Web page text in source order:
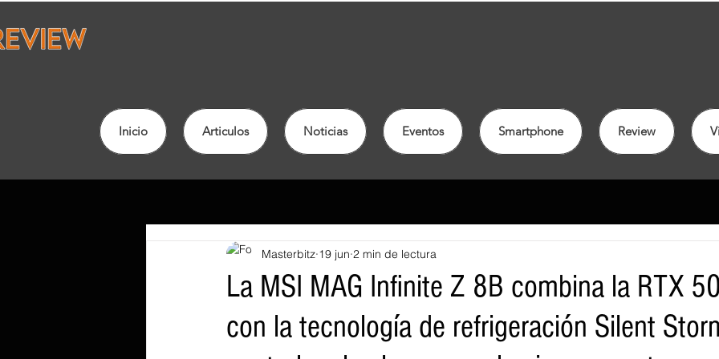
Inicio Articulos Noticias Eventos Smartphone Review
La MSI MAG Infinite Z 8B combina la RTX
con la tecnología de refrigeración Silent
Masterbitz 19 jun 2 min de lectura